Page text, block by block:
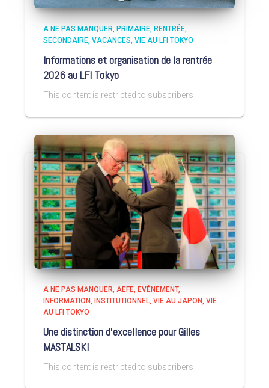
A NE PAS MANQUER PRIMAIRE RENTRÉE
SECONDAIRE VACANCES VIE AU LFI TOKYO
Informations et organisation de la rentrée
2026 au LFI Tokyo
This content is restricted to subscribers
A NE PAS MANQUER AEFE EVÉNEMENT
INFORMATION
INSTITUTIONNEL VIE AU JAPON VIE
AU LFI TOKYO
Une distinction d’excellence pour Gilles
MASTALSKI
This content is restricted to subscribers